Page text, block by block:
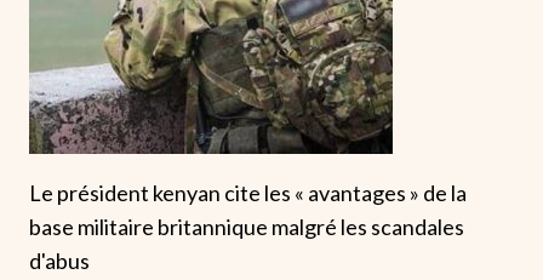
Le président kenyan cite les « avantages » de la
base militaire britannique malgré les scandales
d'abus